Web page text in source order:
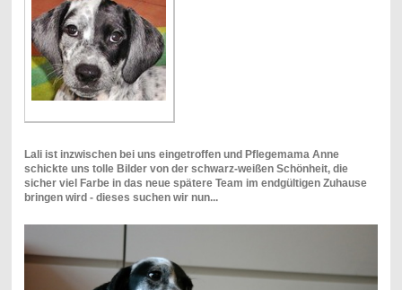
Lali ist inzwischen bei uns eingetroffen und Pflegemama Anne
schickte uns tolle Bilder von der schwarz-weißen Schönheit, die
sicher viel Farbe in das neue spätere Team im endgültigen Zuhause
bringen wird - dieses suchen wir nun...